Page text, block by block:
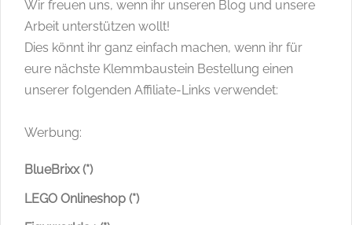
Wir freuen uns, wenn ihr unseren Blog und unsere
Arbeit unterstützen wollt!
Dies könnt ihr ganz einfach machen, wenn ihr für
eure nächste Klemmbaustein Bestellung einen
unserer folgenden Affiliate-Links verwendet:
Werbung:
BlueBrixx (*)
LEGO Onlineshop (*)